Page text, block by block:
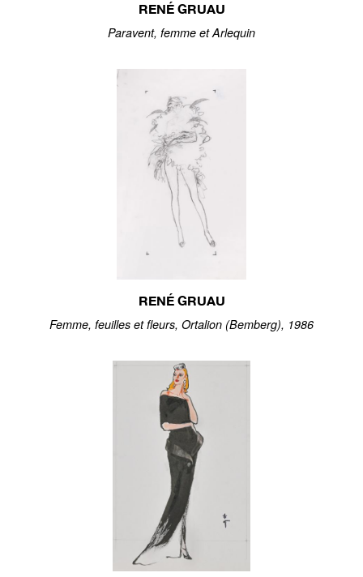
RENÉ GRUAU
Paravent, femme et Arlequin
RENÉ GRUAU
Femme, feuilles et fleurs, Ortalion (Bemberg), 1986